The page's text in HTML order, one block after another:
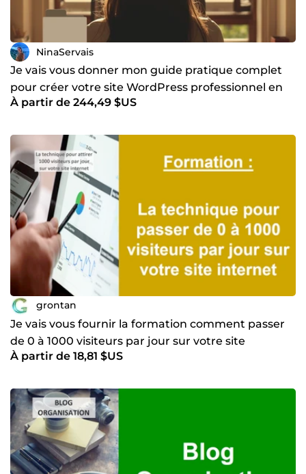
NinaServais
Je vais vous donner mon guide pratique complet
pour créer votre site WordPress professionnel en
autonomie
À partir de 244,49 $US
grontan
Je vais vous fournir la formation comment passer
de 0 à 1000 visiteurs par jour sur votre site
À partir de 18,81 $US